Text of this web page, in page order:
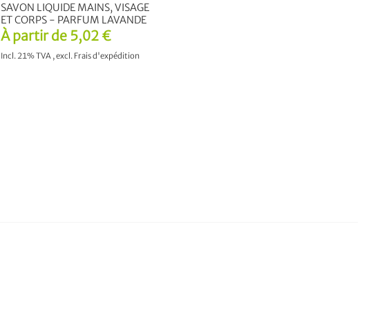
À partir de 5,02 €
Incl. 21% TVA , excl. Frais d'expédition
SAVON LIQUIDE MAINS, VISAGE
ET CORPS - PARFUM LAVANDE